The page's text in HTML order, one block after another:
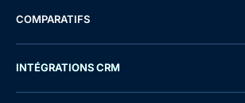
COMPARATIFS
INTÉGRATIONS CRM